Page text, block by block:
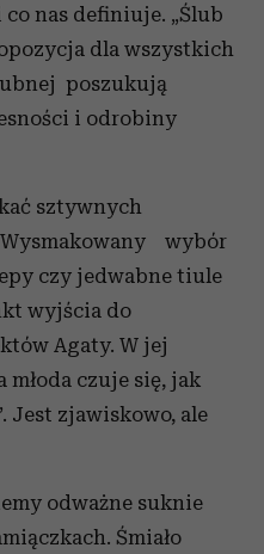
nas definiuje. „Ślub
dla wszystkich
poszukują
i odrobiny
sztywnych
Wysmakowany wybór
czy jedwabne tiule
wyjścia do
Agaty. W jej
młoda czuje się, jak
Jest zjawiskowo, ale
odważne suknie
Śmiało